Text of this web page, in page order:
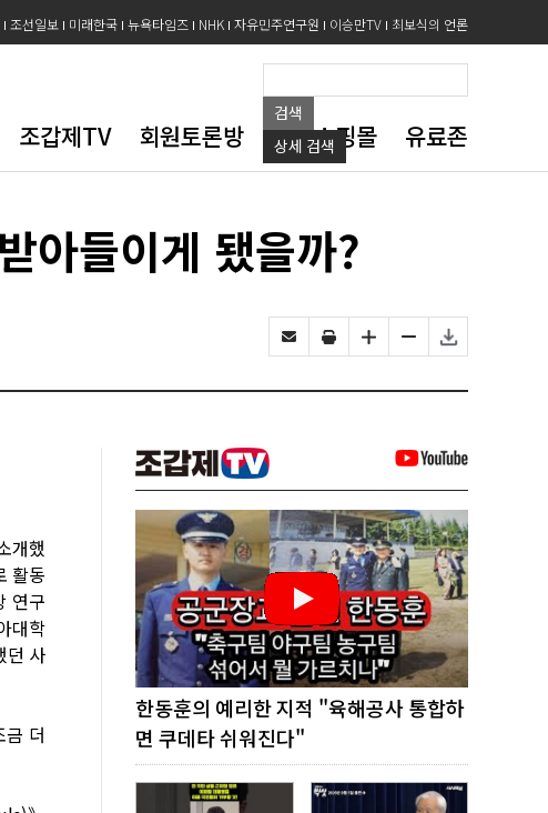
조선일보 미래한국 뉴욕타임즈 NHK 자유민주연구원 이승만TV 최보식의 언론
검색
상세 검색
조갑제TV 회원토론방 도서쇼핑몰 유료존
아들이게 됐을까?
개했
활동
연구
대학
던 사
더
한동훈의 예리한 지적 "육해공사 통합하
면 쿠데타 쉬워진다"